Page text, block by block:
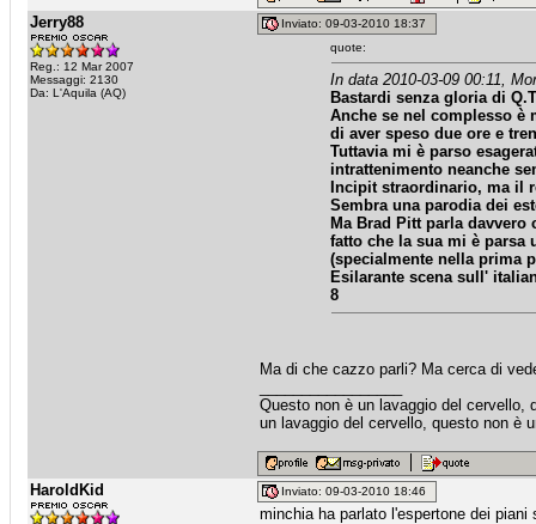
Jerry88
Reg.: 12 Mar 2007
Messaggi: 2130
Da: L'Aquila (AQ)
Inviato: 09-03-2010 18:37
quote:
In data 2010-03-09 00:11,
Bastardi senza gloriadi
Anche se nel complesso
di aver speso due ore e
Tuttavia mi è parso
intrattenimento neanche
Incipit straordinario, ma il
Sembra una parodia dei
Ma Brad Pitt parla
fatto che la sua mi è
(specialmente nella prima
Esilarante scena sull'
8
Ma di che cazzo parli? Ma cerca di
Questo non è un lavaggio del cervello,
un lavaggio del cervello, questo non è
HaroldKid Inviato: 09-03-2010 18:46
minchia ha parlato l'espertone dei piani